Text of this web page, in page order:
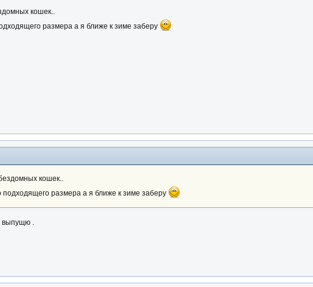
кошек..
размера а я ближе к зиме заберу
кошек..
подходящего размера а я ближе к зиме заберу
выпущю .